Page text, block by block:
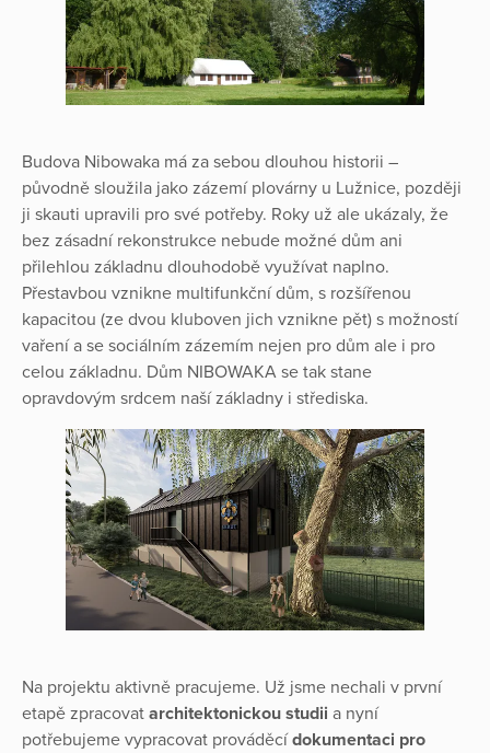
Budova Nibowaka má za sebou dlouhou historii –
původně sloužila jako zázemí plovárny u Lužnice, později
ji skauti upravili pro své potřeby. Roky už ale ukázaly, že
bez zásadní rekonstrukce nebude možné dům ani
přilehlou základnu dlouhodobě využívat naplno.
Přestavbou vznikne multifunkční dům, s rozšířenou
kapacitou (ze dvou kluboven jich vznikne pět) s možností
vaření a se sociálním zázemím nejen pro dům ale i pro
celou základnu. Dům NIBOWAKA se tak stane
opravdovým srdcem naší základny i střediska.
Na projektu aktivně pracujeme. Už jsme nechali v první
etapě zpracovat architektonickou studii a nyní
potřebujeme vypracovat prováděcídokumentaci pro